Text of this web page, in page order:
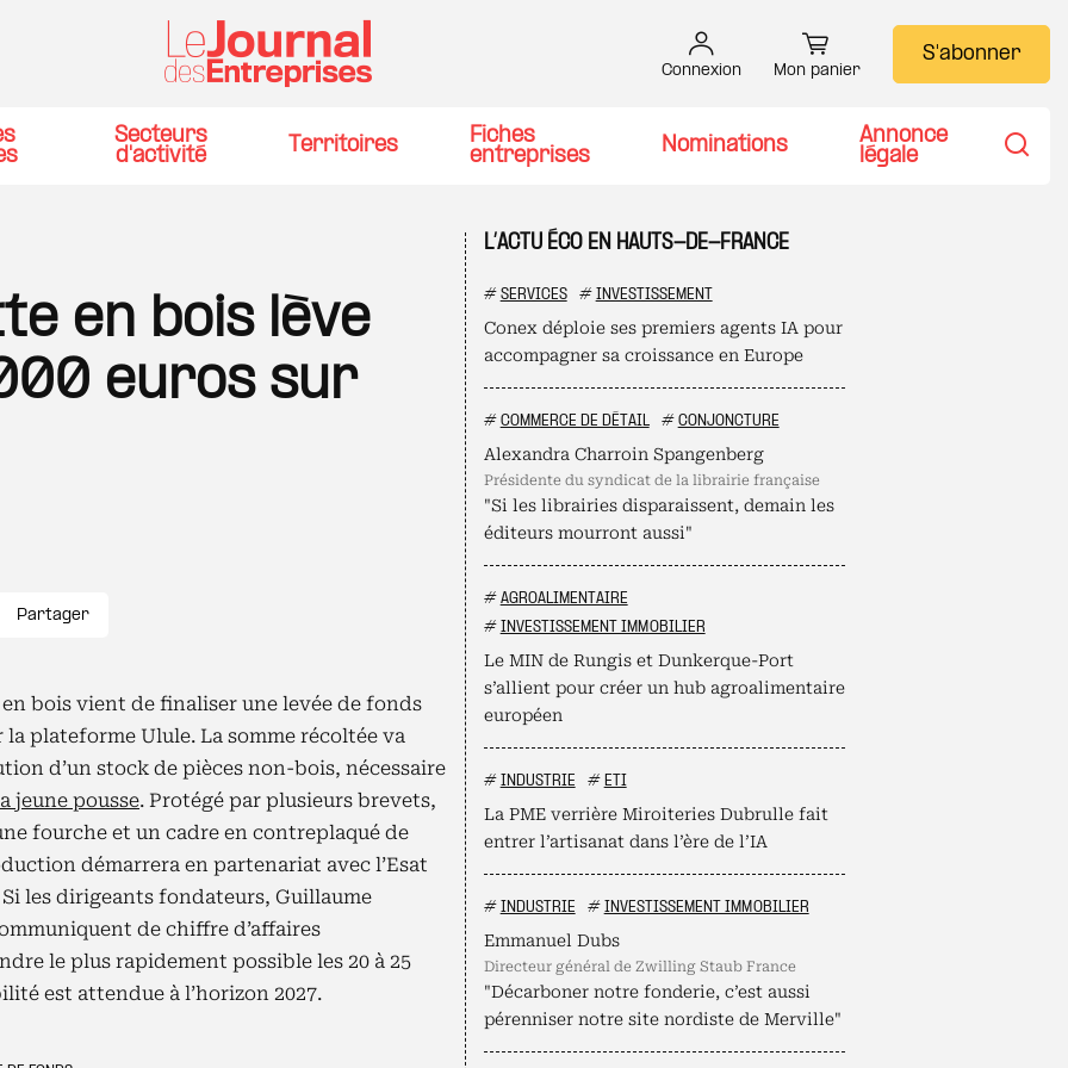
Connexion Mon panier
S'abonner
Secteurs
d'activité
Territoires
Fiches
entreprises
Nominations
Annonce
légale
en bois lève
euros sur
Partager
bois vient de finaliser une levée de fonds
la plateforme Ulule. La somme récoltée va
d’un stock de pièces non-bois, nécessaire
jeune pousse. Protégé par plusieurs brevets,
fourche et un cadre en contreplaqué de
démarrera en partenariat avec l’Esat
Si les dirigeants fondateurs, Guillaume
de chiffre d’affaires
le plus rapidement possible les 20 à 25
est attendue à l’horizon 2027.
L’ACTU ÉCO EN HAUTS-DE-FRANCE
# SERVICES # INVESTISSEMENT
Conex déploie ses premiers agents IA pour
accompagner sa croissance en Europe
# COMMERCE DE DÉTAIL # CONJONCTURE
Alexandra Charroin Spangenberg
présidente du syndicat de la librairie française
"Si les librairies disparaissent, demain les
éditeurs mourront aussi"
# AGROALIMENTAIRE
# INVESTISSEMENT IMMOBILIER
Le MIN de Rungis et Dunkerque-Port
s’allient pour créer un hub agroalimentaire
européen
# INDUSTRIE # ETI
La PME verrière Miroiteries Dubrulle fait
entrer l’artisanat dans l’ère de l’IA
# INDUSTRIE # INVESTISSEMENT IMMOBILIER
Emmanuel Dubs
directeur général de Zwilling Staub France
"Décarboner notre fonderie, c’est aussi
pérenniser notre site nordiste de Merville"